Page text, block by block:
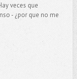
veces que
- ¿por que no me